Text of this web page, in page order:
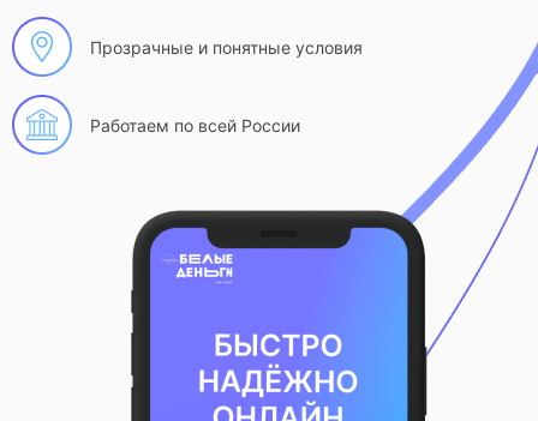
Прозрачные и понятные условия
Работаем по всей России